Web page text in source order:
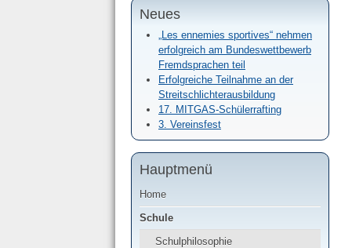
Neues
„Les ennemies sportives“ nehmen
erfolgreich am Bundeswettbewerb
Fremdsprachen teil
Erfolgreiche Teilnahme an der
Streitschlichterausbildung
17. MITGAS-Schülerrafting
3. Vereinsfest
Hauptmenü
Home
Schule
Schulphilosophie